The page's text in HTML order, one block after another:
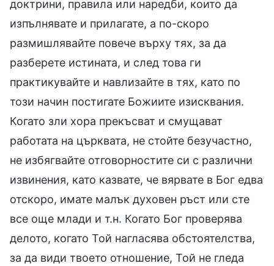
доктрини, правила или наредби, които да
изпълнявате и прилагате, а по-скоро
размишлявайте повече върху тях, за да
разберете истината, и след това ги
практикувайте и навлизайте в тях, като по
този начин постигате Божиите изисквания.
Когато зли хора прекъсват и смущават
работата на църквата, не стойте безучастно,
не избягвайте отговорностите си с различни
извинения, като казвате, че вярвате в Бог едва
отскоро, имате малък духовен ръст или сте
все още млади и т.н. Когато Бог проверява
делото, когато Той нагласява обстоятелства,
за да види твоето отношение, Той не гледа